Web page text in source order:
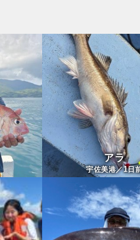
アラ
宇佐美港／1日